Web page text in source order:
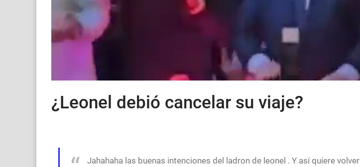
¿Leonel debió cancelar su viaje?
Jahahaha las buenas intenciones del ladron de leonel . Y así quiere volver